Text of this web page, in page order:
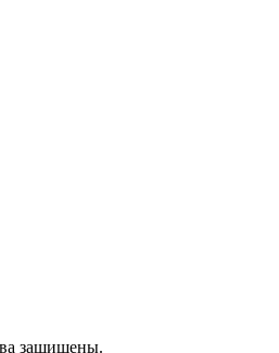
защищены.